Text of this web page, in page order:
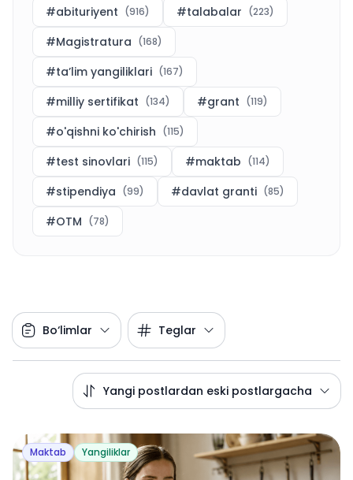
#abituriyent (916) #talabalar (223)
#Magistratura (168)
#ta’lim yangiliklari (167)
#milliy sertifikat (134) #grant (119)
#o'qishni ko'chirish (115)
#test sinovlari (115) #maktab (114)
#stipendiya (99) #davlat granti (85)
#OTM (78)
Bo‘limlar Teglar
Yangi postlardan eski postlargacha
Maktab Yangiliklar